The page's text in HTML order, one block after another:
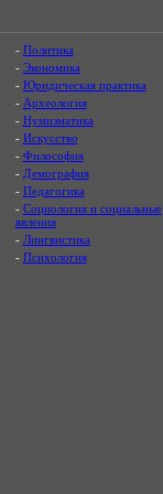
- Политика
- Экономика
- Юридическая практика
- Археология
- Нумизматика
- Искусство
- Философия
- Демография
- Педагогика
- Социология и социальные
явления
- Лингвистика
- Психология